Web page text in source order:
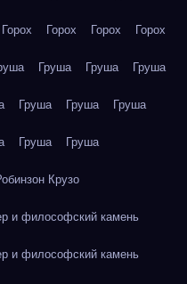
Горох Горох Горох Горох
Груша Груша Груша
Груша Груша Груша
Груша Груша
Крузо
и философский камень
и философский камень